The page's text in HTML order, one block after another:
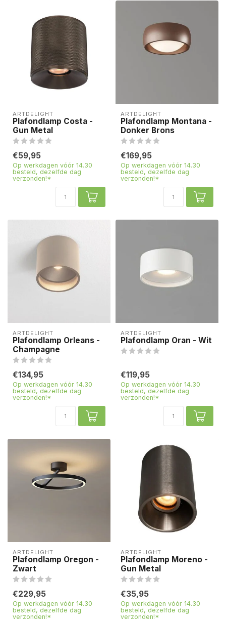
ARTDELIGHT
Plafondlamp Costa -
Gun Metal
€59,95
Op werkdagen vóór 14.30
besteld, dezelfde dag
verzonden!*
ARTDELIGHT
Plafondlamp Montana -
Donker Brons
€169,95
Op werkdagen vóór 14.30
besteld, dezelfde dag
verzonden!*
ARTDELIGHT
Plafondlamp Orleans -
Champagne
€134,95
Op werkdagen vóór 14.30
besteld, dezelfde dag
verzonden!*
ARTDELIGHT
Plafondlamp Oran - Wit
€119,95
Op werkdagen vóór 14.30
besteld, dezelfde dag
verzonden!*
ARTDELIGHT
Plafondlamp Oregon -
Zwart
€229,95
Op werkdagen vóór 14.30
besteld, dezelfde dag
verzonden!*
ARTDELIGHT
Plafondlamp Moreno -
Gun Metal
€35,95
Op werkdagen vóór 14.30
besteld, dezelfde dag
verzonden!*